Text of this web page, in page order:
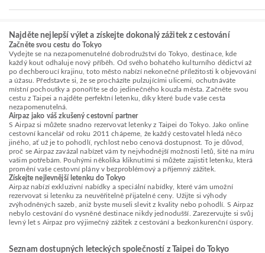
Najděte nejlepší výlet a získejte dokonalý zážitek z cestování
Začněte svou cestu do Tokyo
Vydejte se na nezapomenutelné dobrodružství do Tokyo, destinace, kde
každý kout odhaluje nový příběh. Od svého bohatého kulturního dědictví až
po dechberoucí krajinu, toto město nabízí nekonečné příležitosti k objevování
a úžasu. Představte si, že se procházíte pulzujícími ulicemi, ochutnáváte
místní pochoutky a ponoříte se do jedinečného kouzla města. Začněte svou
cestu z Taipei a najděte perfektní letenku, díky které bude vaše cesta
nezapomenutelná.
Airpaz jako váš zkušený cestovní partner
S Airpaz si můžete snadno rezervovat letenky z Taipei do Tokyo. Jako online
cestovní kancelář od roku 2011 chápeme, že každý cestovatel hledá něco
jiného, ať už je to pohodlí, rychlost nebo cenová dostupnost. To je důvod,
proč se Airpaz zavázal nabízet vám ty nejvhodnější možnosti letů, šité na míru
vašim potřebám. Pouhými několika kliknutími si můžete zajistit letenku, která
promění vaše cestovní plány v bezproblémový a příjemný zážitek.
Získejte nejlevnější letenku do Tokyo
Airpaz nabízí exkluzivní nabídky a speciální nabídky, které vám umožní
rezervovat si letenku za neuvěřitelně přijatelné ceny. Užijte si výhody
zvýhodněných sazeb, aniž byste museli slevit z kvality nebo pohodlí. S Airpaz
nebylo cestování do vysněné destinace nikdy jednodušší. Zarezervujte si svůj
levný let s Airpaz pro výjimečný zážitek z cestování a bezkonkurenční úspory.
Seznam dostupných leteckých společností z Taipei do Tokyo